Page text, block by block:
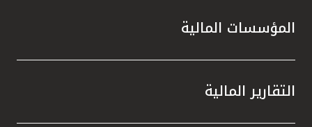
المؤسسات المالية
التقارير المالية